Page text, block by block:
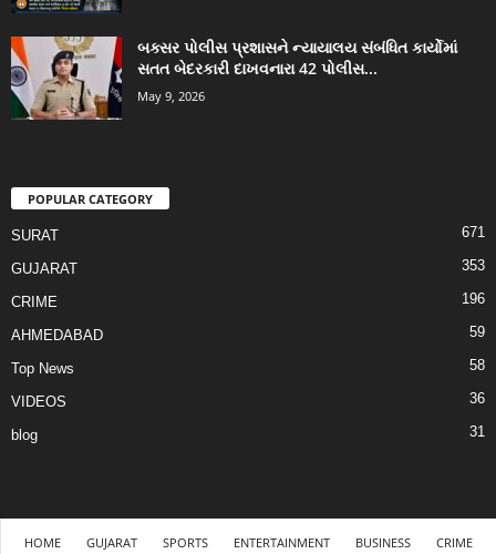
બક્સર પોલીસ પ્રશાસને ન્યાયાલય સંબંધિત કાર્યોમાં
સતત બેદરકારી દાખવનારા 42 પોલીસ...
May 9, 2026
POPULAR CATEGORY
SURAT 671
GUJARAT 353
CRIME 196
AHMEDABAD 59
Top News 58
VIDEOS 36
blog 31
HOME GUJARAT SPORTS ENTERTAINMENT BUSINESS CRIME